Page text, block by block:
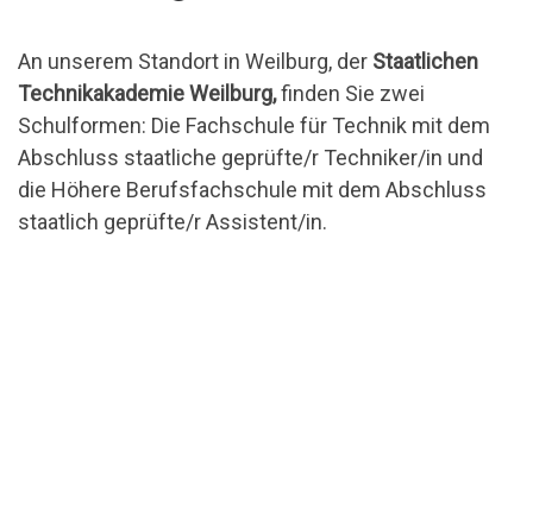
An unserem Standort in Weilburg, der Staatlichen
Technikakademie Weilburg,finden Sie zwei
Schulformen: Die Fachschule für Technik mit dem
Abschluss staatliche geprüfte/r Techniker/in und
die Höhere Berufsfachschule mit dem Abschluss
staatlich geprüfte/r Assistent/in.